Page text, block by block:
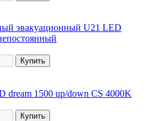
эвакуационный U21 LED
dream 1500 up/down CS 4000K